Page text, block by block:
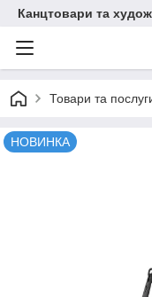
Канцтовари та
Товари та
НОВИНКА